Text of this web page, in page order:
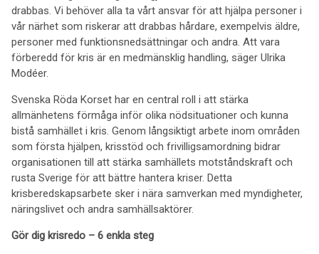
drabbas. Vi behöver alla ta vårt ansvar för att hjälpa personer i
vår närhet som riskerar att drabbas hårdare, exempelvis äldre,
personer med funktionsnedsättningar och andra. Att vara
förberedd för kris är en medmänsklig handling, säger Ulrika
Modéer.
Svenska Röda Korset har en central roll i att stärka
allmänhetens förmåga inför olika nödsituationer och kunna
bistå samhället i kris. Genom långsiktigt arbete inom områden
som första hjälpen, krisstöd och frivilligsamordning bidrar
organisationen till att stärka samhällets motståndskraft och
rusta Sverige för att bättre hantera kriser. Detta
krisberedskapsarbete sker i nära samverkan med myndigheter,
näringslivet och andra samhällsaktörer.
Gör dig krisredo – 6 enkla steg